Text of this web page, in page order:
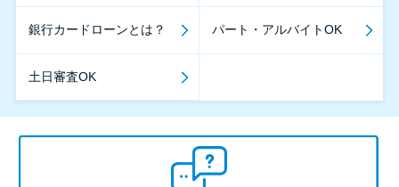
銀行カードローンとは？ パート・アルバイトOK
土日審査OK